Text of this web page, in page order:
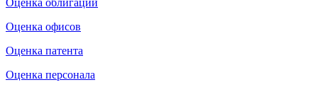
Оценка офисов
Оценка патента
Оценка персонала